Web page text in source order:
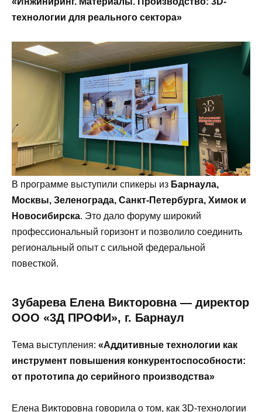
технологии для реального сектора»
В программе выступили спикеры из Барнаула,
Москвы, Зеленограда, Санкт-Петербурга, Химок и
Новосибирска. Это дало форуму широкий
профессиональный горизонт и позволило соединить
региональный опыт с сильной федеральной
повесткой.
Зубарева Елена Викторовна — директор
ООО «3Д ПРОФИ», г. Барнаул
Тема выступления: «Аддитивные технологии как
инструмент повышения конкурентоспособности:
от прототипа до серийного производства»
Елена Викторовна говорила о том, как 3D-технологии